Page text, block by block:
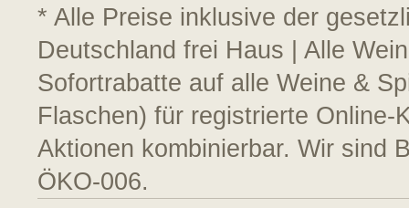
* Alle Preise inklusive der
Deutschland frei Haus | Alle
Sofortrabatte auf alle Weine &
Flaschen) für registrierte
Aktionen kombinierbar. Wir sind
ÖKO-006.